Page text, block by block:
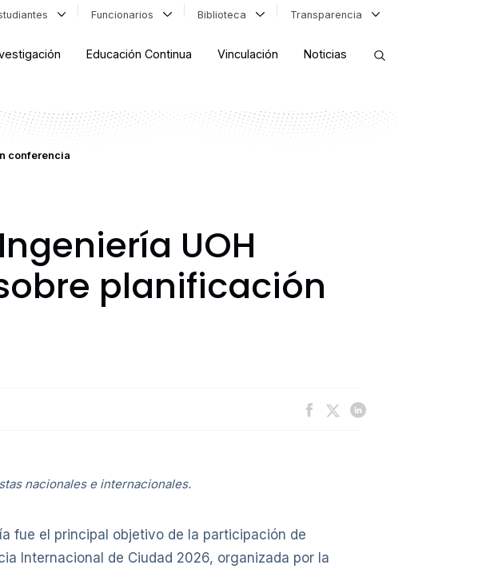
Funcionarios Biblioteca Transparencia
Educación Continua Vinculación Noticias
conferencia
UOH
planificación
nacionales e internacionales.
fue el principal objetivo de la participación de
Internacional de Ciudad 2026, organizada por la